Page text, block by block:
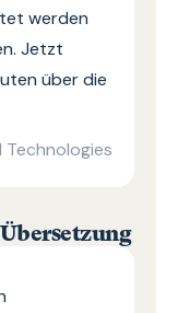
werden
Jetzt
über die
Technologies